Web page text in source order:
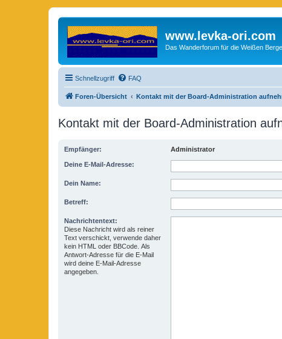
www.levka-ori.com
Das Wanderforum für die Weißen
Schnellzugriff FAQ
Foren-Übersicht Kontakt mit der Board-Administration
Kontakt mit der Board-Administration
Empfänger: Administrator
Deine E-Mail-Adresse:
Dein Name:
Betreff:
Nachrichtentext:
Diese Nachricht wird als reiner
Text verschickt, verwende daher
kein HTML oder BBCode. Als
Antwort-Adresse für die E-Mail
wird deine E-Mail-Adresse
angegeben.